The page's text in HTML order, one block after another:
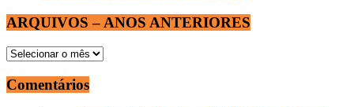
ARQUIVOS – ANOS ANTERIORES
ARQUIVOS
ANOS
ANTERIORES
Comentários